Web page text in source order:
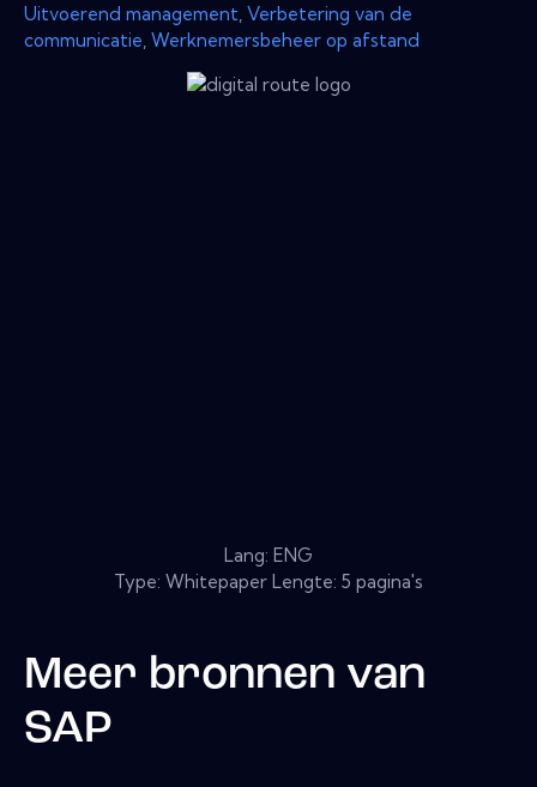
Uitvoerend management Verbetering van de
communicatie Werknemersbeheer op afstand
Lang: ENG
Type: Whitepaper Lengte: 5 pagina's
Meer bronnen van
SAP